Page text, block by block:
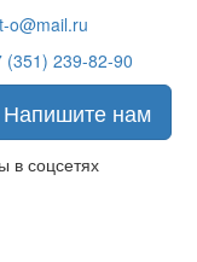
o@mail.ru
(351) 239-82-90
Напишите нам
в соцсетях